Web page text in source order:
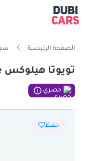
الصفحة الرئيسية
تويوتا هيلوكس GR SPORT Double cabin 2.8L, perfect inside and outside
حصري
حفظ